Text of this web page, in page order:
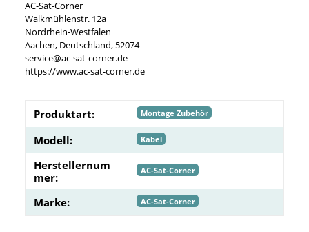
AC-Sat-Corner
Walkmühlenstr. 12a
Nordrhein-Westfalen
Aachen, Deutschland, 52074
service@ac-sat-corner.de
https://www.ac-sat-corner.de
Produktart: Montage Zubehör
Modell: Kabel
Herstellernum
mer:
AC-Sat-Corner
Marke: AC-Sat-Corner